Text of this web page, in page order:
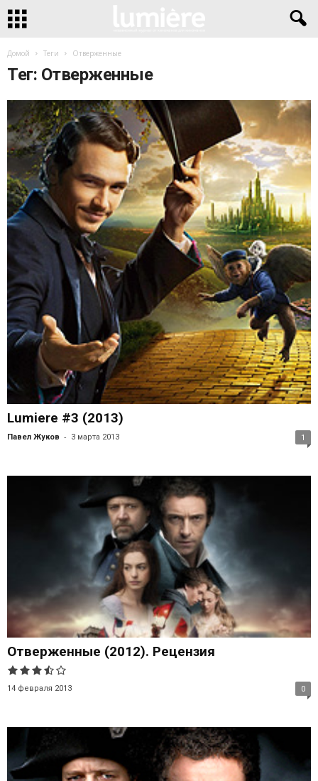
Домой Теги Отверженные
Тег: Отверженные
Lumiere #3 (2013)
Павел Жуков - 3 марта 2013 1
Отверженные (2012). Рецензия
14 февраля 2013 0